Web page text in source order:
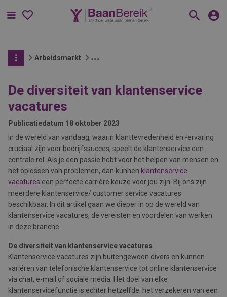
Menu
Arbeidsmarkt
De diversiteit van klantenservice
vacatures
Publicatiedatum 18 oktober 2023
In de wereld van vandaag, waarin klanttevredenheid en -ervaring
cruciaal zijn voor bedrijfssucces, speelt de klantenservice een
centrale rol. Als je een passie hebt voor het helpen van mensen en
het oplossen van problemen, dan kunnen klantenservice
vacatures een perfecte carrière keuze voor jou zijn. Bij ons zijn
meerdere klantenservice/ customer service vacatures
beschikbaar. In dit artikel gaan we dieper in op de wereld van
klantenservice vacatures, de vereisten en voordelen van werken
in deze branche.
De diversiteit van klantenservice vacatures
Klantenservice vacatures zijn buitengewoon divers en kunnen
variëren van telefonische klantenservice tot online klantenservice
via chat, e-mail of sociale media. Het doel van elke
klantenservicefunctie is echter hetzelfde: het verzekeren van een